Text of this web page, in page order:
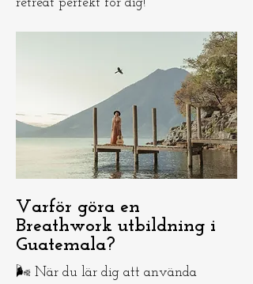
Varför göra en
Breathwork utbildning i
Guatemala?
🌬️ När du lär dig att använda